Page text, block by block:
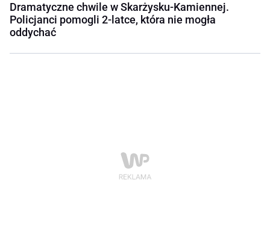
Dramatyczne chwile w Skarżysku-Kamiennej.
Policjanci pomogli 2-latce, która nie mogła
oddychać